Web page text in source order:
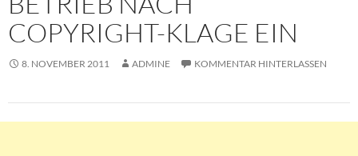
COPYRIGHT-KLAGE EIN
8. NOVEMBER 2011 ADMINE KOMMENTAR HINTERLASSEN